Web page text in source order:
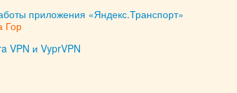
приложения «Яндекс.Транспорт»
Гор
VPN и VyprVPN